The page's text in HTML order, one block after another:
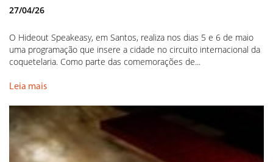
27/04/26
O Hideout Speakeasy, em Santos, realiza nos dias 5 e 6 de maio
uma programação que insere a cidade no circuito internacional da
coquetelaria. Como parte das comemorações de...
Leia mais